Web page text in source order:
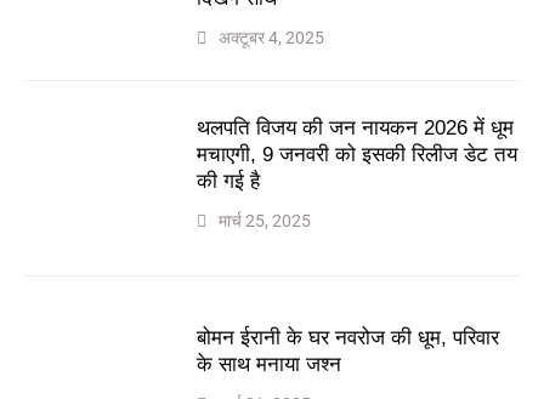
अक्टूबर 4, 2025
थलपति विजय की जन नायकन 2026 में धूम
मचाएगी, 9 जनवरी को इसकी रिलीज डेट तय
की गई है
मार्च 25, 2025
बोमन ईरानी के घर नवरोज की धूम, परिवार
के साथ मनाया जश्न